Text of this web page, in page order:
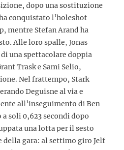
dopo una sostituzione
conquistato l’holeshot
mentre Stefan Arand ha
Alle loro spalle, Jonas
una spettacolare doppia
Trask e Sami Selio,
Nel frattempo, Stark
Deguisne al via e
all’inseguimento di Ben
soli 0,623 secondi dopo
una lotta per il sesto
della gara: al settimo giro Jelf